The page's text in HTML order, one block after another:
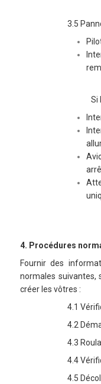
3.5
Si
4. Procédures
Fournir des
normales suivantes,
créer les vôtres :
4.1
4.2
4.3
4.4
4.5